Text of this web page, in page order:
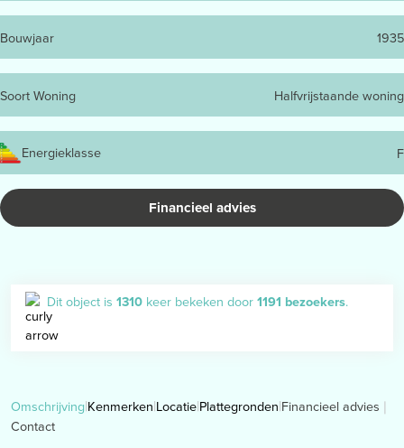
Bouwjaar 1935
Soort Woning Halfvrijstaande woning
Energieklasse F
Financieel advies
Dit object is 1310 keer bekeken door1191 bezoekers.
OmschrijvingKenmerken LocatiePlattegronden Financieel advies
Contact